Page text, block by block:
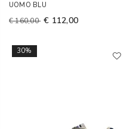
UOMO BLU
€ 160,00 € 112,00
30%